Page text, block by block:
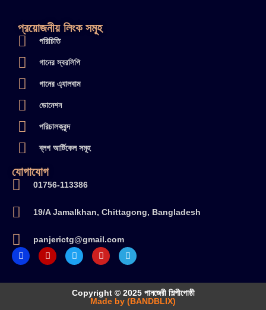
প্রয়োজনীয় লিংক সমূহ
পরিচিতি
গানের স্বরলিপি
গানের এ্যালবাম
ডোনেশন
পরিচালকবৃন্দ
ব্লগ আর্টিকেল সমূহ
যোগাযোগ
01756-113386
19/A Jamalkhan, Chittagong, Bangladesh
panjerictg@gmail.com
Copyright © 2025 পানজেরী শিল্পীগোষ্ঠী
Made by (BANDBLIX)